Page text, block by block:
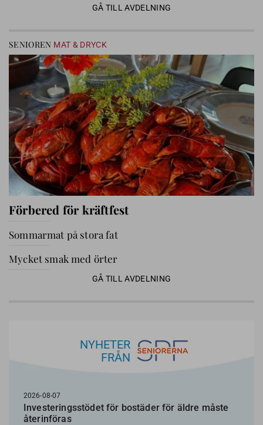
GÅ TILL AVDELNING
SENIOREN MAT & DRYCK
Förbered för kräftfest
Sommarmat på stora fat
Mycket smak med örter
GÅ TILL AVDELNING
NYHETER
FRÅN
2026-08-07
Investeringsstödet för bostäder för äldre måste
återinföras